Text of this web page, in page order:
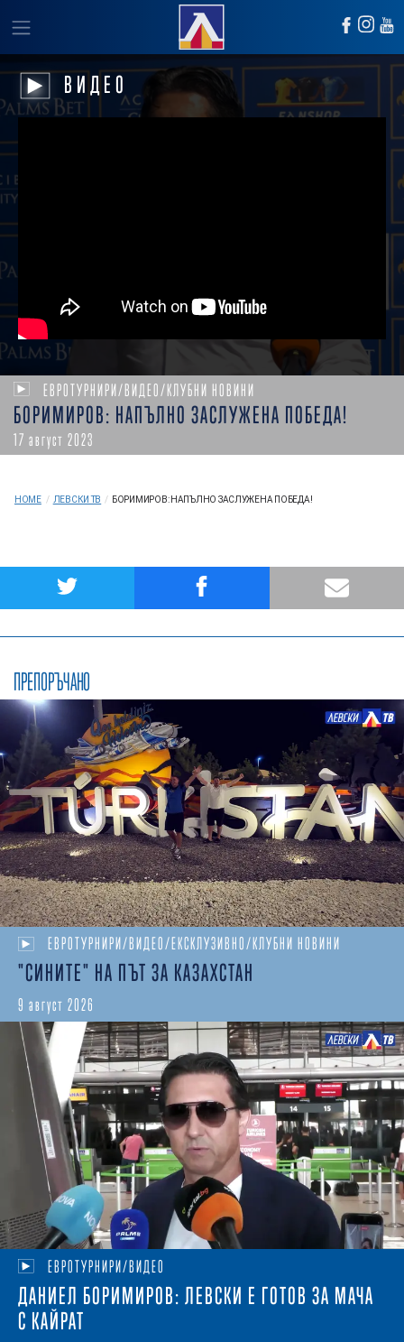
ВИДЕО
ЕВРОТУРНИРИ/ВИДЕО/КЛУБНИ НОВИНИ
БОРИМИРОВ: НАПЪЛНО ЗАСЛУЖЕНА ПОБЕДА!
17 август 2023
HOME / ЛЕВСКИ ТВ / БОРИМИРОВ: НАПЪЛНО ЗАСЛУЖЕНА ПОБЕДА!
ПРЕПОРЪЧАНО
ЕВРОТУРНИРИ/ВИДЕО/ЕКСКЛУЗИВНО/КЛУБНИ НОВИНИ
"СИНИТЕ" НА ПЪТ ЗА КАЗАХСТАН
9 август 2026
ЕВРОТУРНИРИ/ВИДЕО
ДАНИЕЛ БОРИМИРОВ: ЛЕВСКИ Е ГОТОВ ЗА МАЧА
С КАЙРАТ